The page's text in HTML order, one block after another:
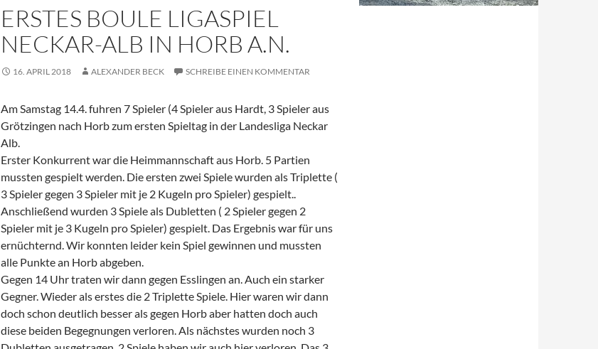
ERSTES BOULE LIGASPIEL
NECKAR-ALB IN HORB A.N.
16. APRIL 2018 ALEXANDER BECK SCHREIBE EINEN KOMMENTAR
Am Samstag 14.4. fuhren 7 Spieler (4 Spieler aus Hardt, 3 Spieler aus
Grötzingen nach Horb zum ersten Spieltag in der Landesliga Neckar
Alb.
Erster Konkurrent war die Heimmannschaft aus Horb. 5 Partien
mussten gespielt werden. Die ersten zwei Spiele wurden als Triplette (
3 Spieler gegen 3 Spieler mit je 2 Kugeln pro Spieler) gespielt..
Anschließend wurden 3 Spiele als Dubletten ( 2 Spieler gegen 2
Spieler mit je 3 Kugeln pro Spieler) gespielt. Das Ergebnis war für uns
ernüchternd. Wir konnten leider kein Spiel gewinnen und mussten
alle Punkte an Horb abgeben.
Gegen 14 Uhr traten wir dann gegen Esslingen an. Auch ein starker
Gegner. Wieder als erstes die 2 Triplette Spiele. Hier waren wir dann
doch schon deutlich besser als gegen Horb aber hatten doch auch
diese beiden Begegnungen verloren. Als nächstes wurden noch 3